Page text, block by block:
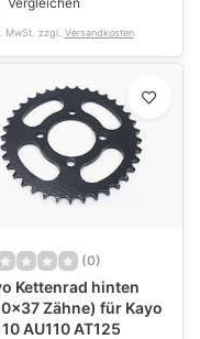
MwSt. zzgl. Versandkosten
(0)
Kettenrad hinten
Zähne) für Kayo
AU110 AT125